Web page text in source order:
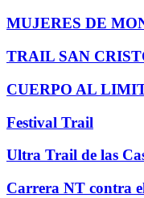
MUJERES DE
TRAIL SAN
CUERPO AL
Festival Trail
Ultra Trail de las
Carrera NT contra